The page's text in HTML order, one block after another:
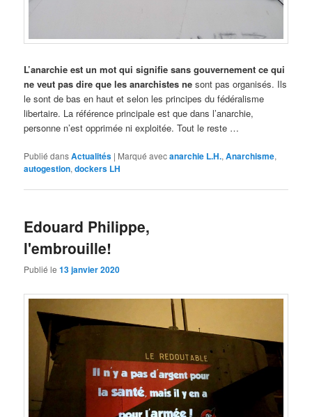
L’anarchie est un mot qui signifie sans gouvernement ce qui
ne veut pas dire que les anarchistes ne sont pas organisés. Ils
le sont de bas en haut et selon les principes du fédéralisme
libertaire. La référence principale est que dans l’anarchie,
personne n’est opprimée ni exploitée. Tout le reste …
Publié dansActualités | Marqué avecanarchie L.H.,Anarchisme,
autogestion,dockers LH
Edouard Philippe,
l'embrouille!
Publié le13 janvier 2020